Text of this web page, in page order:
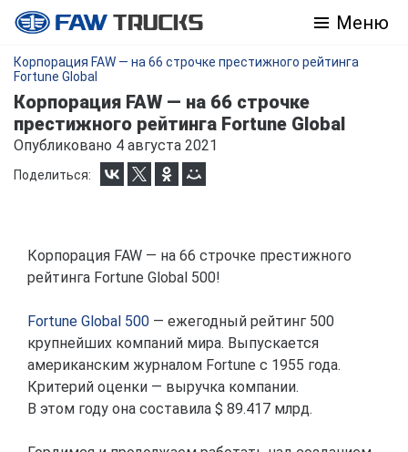
Меню
Корпорация FAW — на 66 строчке престижного рейтинга
Fortune Global
Корпорация FAW — на 66 строчке
престижного рейтинга Fortune Global
Опубликовано 4 августа 2021
Поделиться:
Корпорация FAW — на 66 строчке престижного
рейтинга Fortune Global 500!
Fortune Global 500 — ежегодный рейтинг 500
крупнейших компаний мира. Выпускается
американским журналом Fortune с 1955 года.
Критерий оценки — выручка компании.
В этом году она составила $ 89.417 млрд.